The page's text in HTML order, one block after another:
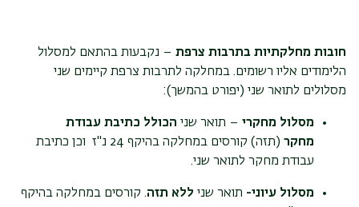
חובות מחלקתיות בתרבות צרפת – נקבעות בהתאם למסלול
הלימודים אליו רשומים. במחלקה לתרבות צרפת קיימים שני
מסלולים לתואר שני (יפורט בהמשך):
מסלול מחקרי – תואר שני הכולל כתיבת עבודת
מחקר
(תזה) קורסים במחלקה בהיקף 24 נ"ז וכן כתיבת
עבודת מחקר לתואר שני.
מסלול עיוני- תואר שני ללא תזה. קורסים במחלקה בהיקף